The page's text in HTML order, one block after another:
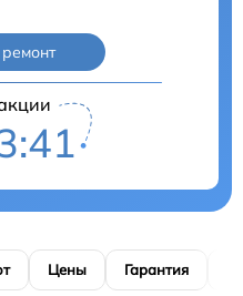
Цены Гарантия